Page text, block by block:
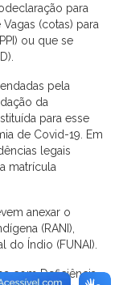
para
(cotas) para
ou que se
pela
da
para esse
de Covid-19. Em
legais
matrícula
anexar o
(RANI),
do Índio (FUNAI).
com Deficiência